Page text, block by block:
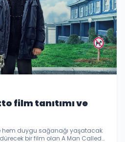
film tanıtımı ve
hem duygu sağanağı yaşatacak
bir film olan A Man Called